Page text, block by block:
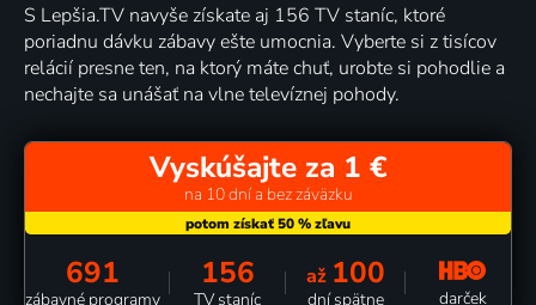
S Lepšia.TV navyše získate aj 156 TV staníc, ktoré
poriadnu dávku zábavy ešte umocnia. Vyberte si z tisícov
relácií presne ten, na ktorý máte chuť, urobte si pohodlie a
nechajte sa unášať na vlne televíznej pohody.
Vyskúšajte za 1 €
na 10 dní a bez záväzku
691
zábavné programy
156
TV staníc
až 100
dní spätne darček